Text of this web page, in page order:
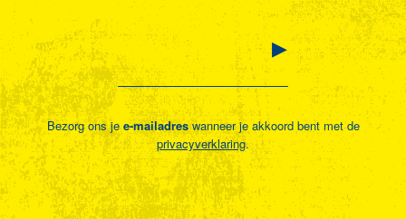
Bezorg ons je e-mailadreswanneer je akkoord bent met de
privacyverklaring.